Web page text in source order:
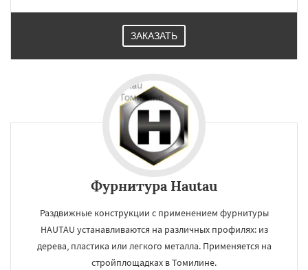
ЗАКАЗАТЬ
Фурнитура Hautau
Раздвижные конструкции с применением фурнитуры
HAUTAU устанавливаются на различных профилях: из
дерева, пластика или легкого металла. Применяется на
стройплощадках в Томилине.